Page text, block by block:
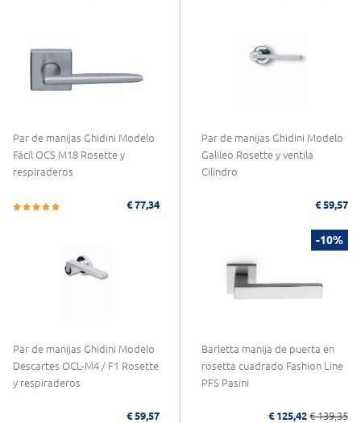
Par de manijas Ghidini Modelo
Fácil OCS M18 Rosette y
respiraderos
€ 77,34
Par de manijas Ghidini Modelo
Galileo Rosette y ventila
Cilindro
€ 59,57
Par de manijas Ghidini Modelo
Descartes OCL-M4 / F1 Rosette
y respiraderos
€ 59,57
-10%
Barletta manija de puerta en
rosetta cuadrado Fashion Line
PFS Pasini
€ 125,42 € 139,35